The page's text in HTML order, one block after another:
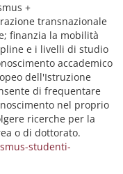
+
transnazionale
finanzia la mobilità
e i livelli di studio
accademico
dell'Istruzione
di frequentare
nel proprio
ricerche per la
o di dottorato.
studenti-